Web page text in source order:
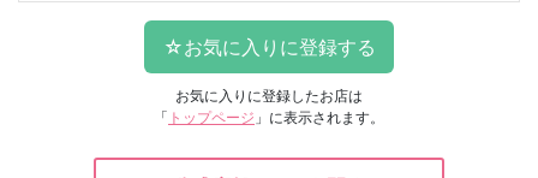
お気に入りに登録したお店は
「 トップページ 」に表示されます。